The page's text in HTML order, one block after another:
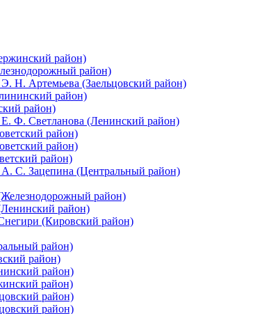
район)
район)
Н. Артемьева (Заельцовский район)
район)
район)
Ф. Светланова (Ленинский район)
район)
район)
район)
С. Зацепина (Центральный район)
район)
район)
(Кировский район)
район)
район)
район)
район)
район)
район)